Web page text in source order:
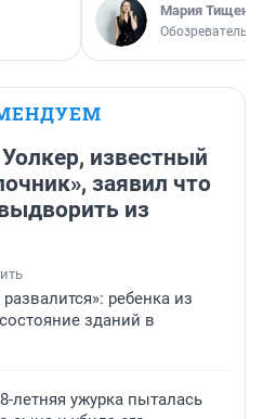
Мария Тищенко
Обозреватель
известный
заявил что
из
ребенка из
зданий в
летняя ужурка пыталась